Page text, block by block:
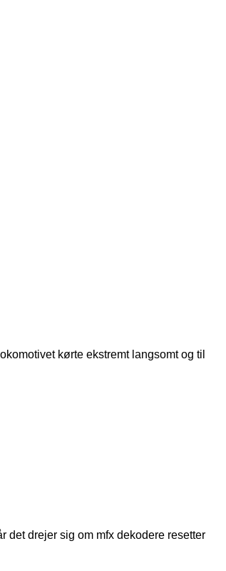
kørte ekstremt langsomt og til
det drejer sig om mfx dekodere resetter